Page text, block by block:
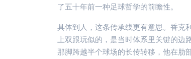
了五十年前一种足球哲学的前瞻性。
具体到人，这条传承线更有意思。香克
上双跟玩似的，是当时体系里关键的
那脚跨越半个球场的长传转移，他在肋